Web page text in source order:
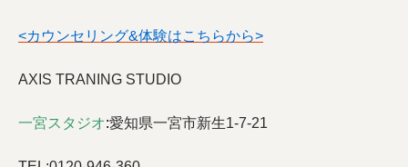
<カウンセリング&体験はこちらから>
AXIS TRANING STUDIO
一宮スタジオ:愛知県一宮市新生1-7-21